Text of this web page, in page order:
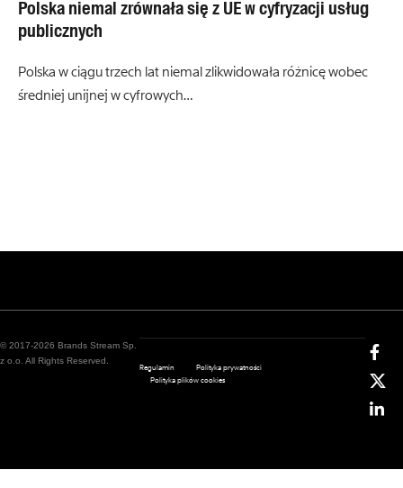
Polska niemal zrównała się z UE w cyfryzacji usług
publicznych
Polska w ciągu trzech lat niemal zlikwidowała różnicę wobec
średniej unijnej w cyfrowych…
© 2017-2026 Brands Stream Sp.
z o.o. All Rights Reserved.
Regulamin
Polityka prywatności
Polityka plików cookies